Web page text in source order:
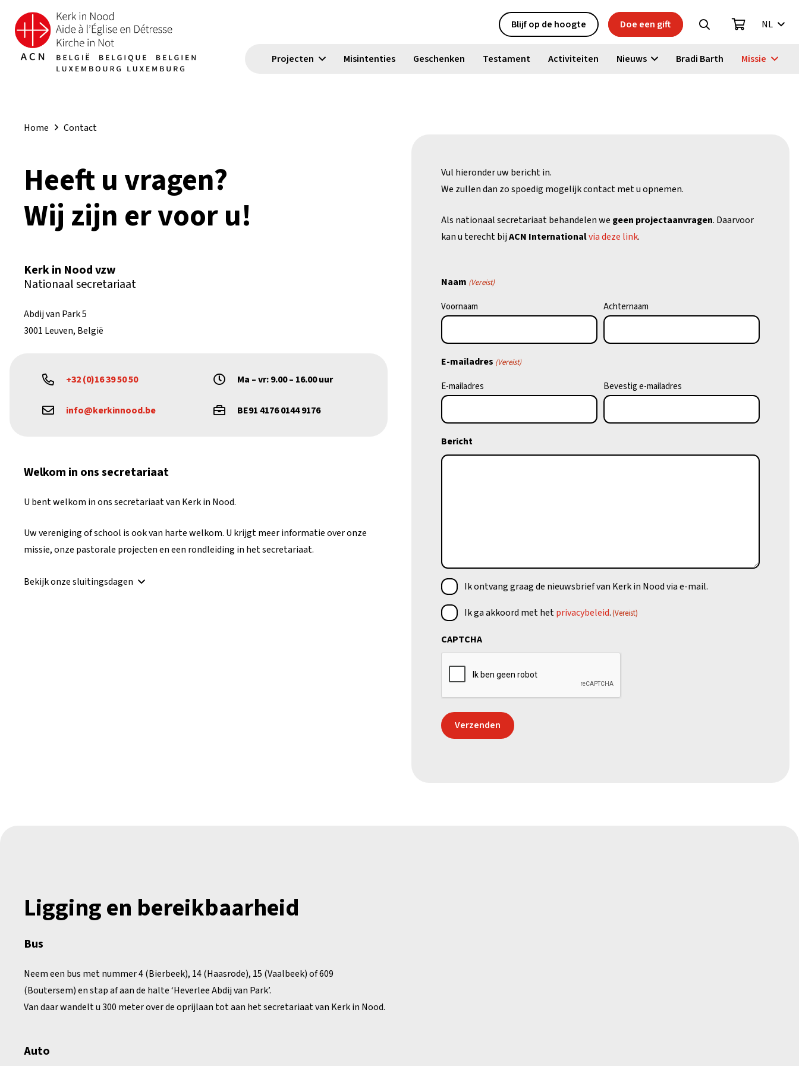
Blijf op de hoogte Doe een gift NL
Projecten Misintenties Geschenken Testament Activiteiten Nieuws Bradi Barth Missie
Home Contact
Heeft u vragen?
Wij zijn er voor u!
Kerk in Nood vzw
Nationaal secretariaat
Abdij van Park 5
3001 Leuven, België
+32 (0)16 39 50 50
info@kerkinnood.be
Ma – vr: 9.00 – 16.00 uur
BE91 4176 0144 9176
Welkom in ons secretariaat
U bent welkom in ons secretariaat van Kerk in Nood.
Uw vereniging of school is ook van harte welkom. U krijgt meer informatie over onze
missie, onze pastorale projecten en een rondleiding in het secretariaat.
Bekijk onze sluitingsdagen
Vul hieronder uw bericht in.
We zullen dan zo spoedig mogelijk contact met u opnemen.
Als nationaal secretariaat behandelen we geen projectaanvragen. Daarvoor
kan u terecht bijACN Internationalvia deze link.
Naam (Vereist)
Voornaam Achternaam
E-mailadres (Vereist)
E-mailadres Bevestig e-mailadres
Bericht
Nieuwsbrief
Ik ontvang graag de nieuwsbrief van Kerk in Nood via e-mail.
Privacybeleid
Ik ga akkoord met hetprivacybeleid.(Vereist)
CAPTCHA
Ligging en bereikbaarheid
Bus
Neem een bus met nummer 4 (Bierbeek), 14 (Haasrode), 15 (Vaalbeek) of 609
(Boutersem) en stap af aan de halte ‘Heverlee Abdij van Park’.
Van daar wandelt u 300 meter over de oprijlaan tot aan het secretariaat van Kerk in Nood.
Auto